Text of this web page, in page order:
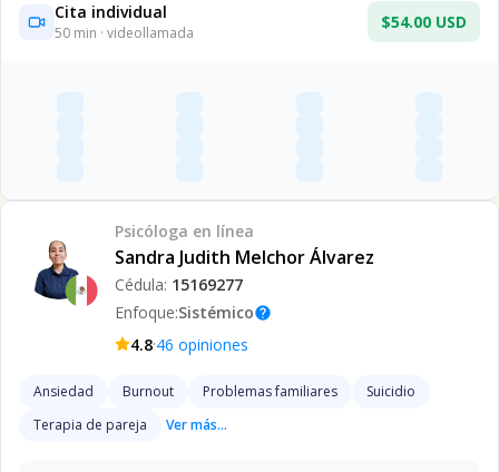
Cita individual
50 min · videollamada
$54.00 USD
Psicóloga en línea
Sandra Judith Melchor Álvarez
Cédula: 15169277
Enfoque:Sistémicohelp
4.8·46 opiniones
Ansiedad Burnout Problemas familiares
Suicidio
Terapia de pareja
Ver más...